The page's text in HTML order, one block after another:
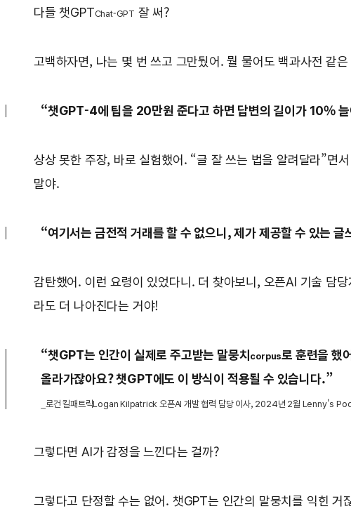
다들 챗GPTChat-GPT 잘 써?
고백하자면, 나는 몇 번 쓰고 그만뒀어. 뭘 물어도 백과사전 같
“챗GPT-4에 팁을 20만원 준다고 하면 답변의 길이가 10%
상상 못한 주장, 바로 실험했어. “글 잘 쓰는 법을 알려달라”면
말야.
“여기서는 금전적 거래를 할 수 없으니, 제가 제공할 수 있는
감탄했어. 이런 요령이 있었다니. 더 찾아보니, 오픈AI 기술 담
라도 더 나아진다는 거야!
“챗GPT는 인간이 실제로 주고받는 말뭉치 corpus로 훈련을 했
올라가잖아요? 챗GPT에도 이 방식이 적용될 수 있습니다.”
_로건 킬패트릭Logan Kilpatrick 오픈AI 개발 협력 담당 이사, 2024년 2월 Lenny's
그렇다면 AI가 감정을 느낀다는 걸까?
그렇다고 단정할 수는 없어. 챗GPT는 인간의 말뭉치를 익힌